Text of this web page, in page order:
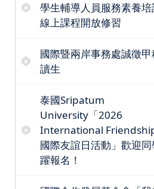
學生輔導人員服務素養培
線上課程開放修習
國際暨兩岸事務處誠徵
讀生
泰國Sripatum
University「2026
International
國際友誼日活動」歡迎同
躍報名！